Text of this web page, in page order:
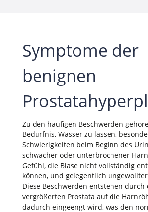
Symptome der
benignen
Zu den häufigen Beschwerden
Bedürfnis, Wasser zu lassen,
Schwierigkeiten beim Beginn des
schwacher oder unterbrochener
Gefühl, die Blase nicht vollständig
können, und gelegentlich
Diese Beschwerden entstehen durch
vergrößerten Prostata auf die
dadurch eingeengt wird, was den